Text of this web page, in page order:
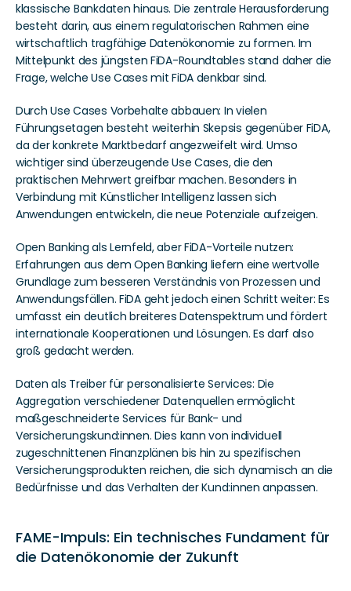
klassische Bankdaten hinaus. Die zentrale Herausforderung
besteht darin, aus einem regulatorischen Rahmen eine
wirtschaftlich tragfähige Datenökonomie zu formen. Im
Mittelpunkt des jüngsten FiDA-Roundtables stand daher die
Frage, welche Use Cases mit FiDA denkbar sind.
Durch Use Cases Vorbehalte abbauen: In vielen
Führungsetagen besteht weiterhin Skepsis gegenüber FiDA,
da der konkrete Marktbedarf angezweifelt wird. Umso
wichtiger sind überzeugende Use Cases, die den
praktischen Mehrwert greifbar machen. Besonders in
Verbindung mit Künstlicher Intelligenz lassen sich
Anwendungen entwickeln, die neue Potenziale aufzeigen.
Open Banking als Lernfeld, aber FiDA-Vorteile nutzen:
Erfahrungen aus dem Open Banking liefern eine wertvolle
Grundlage zum besseren Verständnis von Prozessen und
Anwendungsfällen. FiDA geht jedoch einen Schritt weiter: Es
umfasst ein deutlich breiteres Datenspektrum und fördert
internationale Kooperationen und Lösungen. Es darf also
groß gedacht werden.
Daten als Treiber für personalisierte Services: Die
Aggregation verschiedener Datenquellen ermöglicht
maßgeschneiderte Services für Bank- und
Versicherungskund:innen. Dies kann von individuell
zugeschnittenen Finanzplänen bis hin zu spezifischen
Versicherungsprodukten reichen, die sich dynamisch an die
Bedürfnisse und das Verhalten der Kund:innen anpassen.
FAME-Impuls: Ein technisches Fundament für
die Datenökonomie der Zukunft